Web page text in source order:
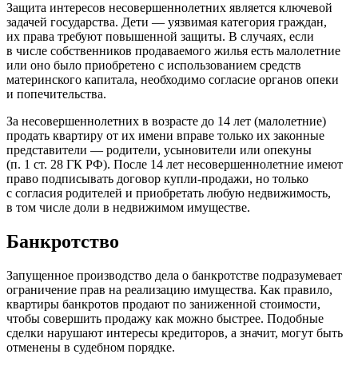
Защита интересов несовершеннолетних является ключевой
задачей государства. Дети — уязвимая категория граждан,
их права требуют повышенной защиты. В случаях, если
в числе собственников продаваемого жилья есть малолетние
или оно было приобретено с использованием средств
материнского капитала, необходимо согласие органов опеки
и попечительства.
За несовершеннолетних в возрасте до 14 лет (малолетние)
продать квартиру от их имени вправе только их законные
представители — родители, усыновители или опекуны
(п. 1 ст. 28 ГК РФ). После 14 лет несовершеннолетние имеют
право подписывать договор купли-продажи, но только
с согласия родителей и приобретать любую недвижимость,
в том числе доли в недвижимом имуществе.
Банкротство
Запущенное производство дела о банкротстве подразумевает
ограничение прав на реализацию имущества. Как правило,
квартиры банкротов продают по заниженной стоимости,
чтобы совершить продажу как можно быстрее. Подобные
сделки нарушают интересы кредиторов, а значит, могут быть
отменены в судебном порядке.